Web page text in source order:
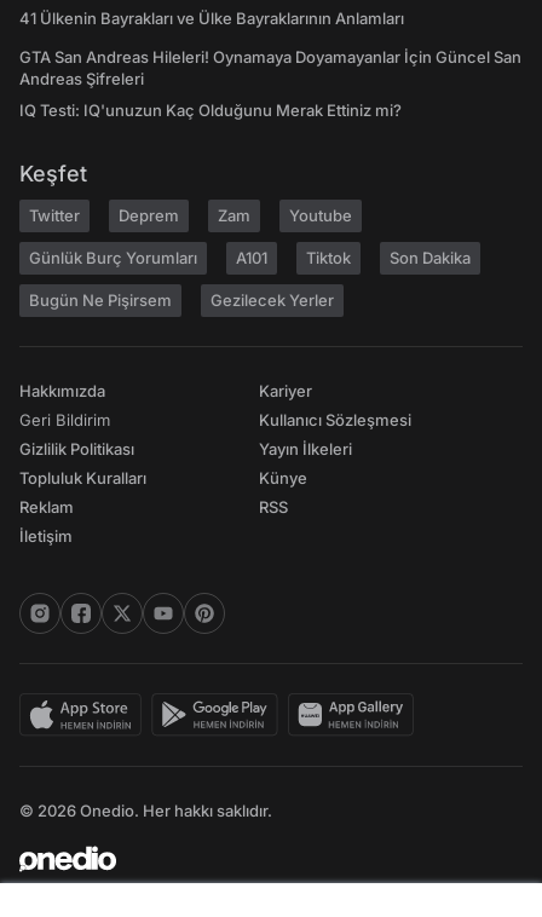
41 Ülkenin Bayrakları ve Ülke Bayraklarının Anlamları
GTA San Andreas Hileleri! Oynamaya Doyamayanlar İçin Güncel San
Andreas Şifreleri
IQ Testi: IQ'unuzun Kaç Olduğunu Merak Ettiniz mi?
Keşfet
Twitter Deprem Zam Youtube
Günlük Burç Yorumları A101 Tiktok Son Dakika
Bugün Ne Pişirsem Gezilecek Yerler
Hakkımızda
Geri Bildirim
Gizlilik Politikası
Topluluk Kuralları
Reklam
İletişim
Kariyer
Kullanıcı Sözleşmesi
Yayın İlkeleri
Künye
RSS
© 2026 Onedio. Her hakkı saklıdır.